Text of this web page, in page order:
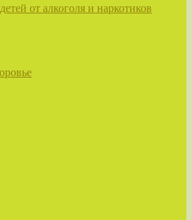
от алкоголя и наркотиков